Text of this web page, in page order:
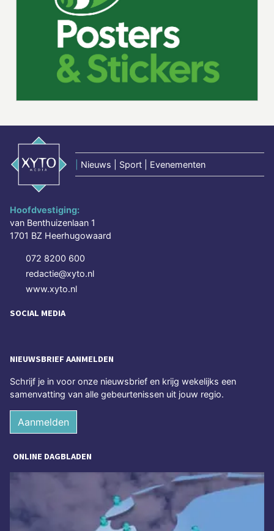
Nieuws | Sport | Evenementen
Hoofdvestiging:
van Benthuizenlaan 1
1701 BZ Heerhugowaard
072 8200 600
redactie@xyto.nl
www.xyto.nl
SOCIAL MEDIA
NIEUWSBRIEF AANMELDEN
Schrijf je in voor onze nieuwsbrief en krijg wekelijks een
samenvatting van alle gebeurtenissen uit jouw regio.
Aanmelden
ONLINE DAGBLADEN